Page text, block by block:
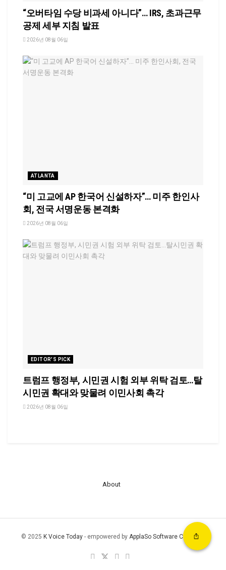
“오버타임 수당 비과세 아니다”… IRS, 초과근무
공제 세부 지침 발표
2026년 08월 06일
ATLANTA
“미 고교에 AP 한국어 신설하자”… 미주 한인사
회, 전국 서명운동 본격화
2026년 08월 06일
EDITOR'S PICK
트럼프 행정부, 시민권 시험 외부 위탁 검토…탈
시민권 확대와 맞물려 이민사회 촉각
2026년 08월 06일
About
© 2025 K Voice Today- empowered by ApplaSo Software Company